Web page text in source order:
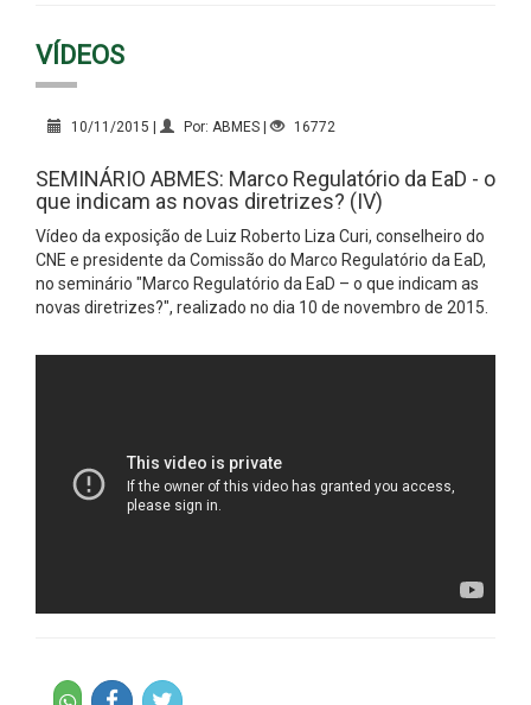
VÍDEOS
10/11/2015 | Por: ABMES | 16772
SEMINÁRIO ABMES: Marco Regulatório da EaD - o
que indicam as novas diretrizes? (IV)
Vídeo da exposição de Luiz Roberto Liza Curi, conselheiro do
CNE e presidente da Comissão do Marco Regulatório da EaD,
no seminário "Marco Regulatório da EaD – o que indicam as
novas diretrizes?", realizado no dia 10 de novembro de 2015.